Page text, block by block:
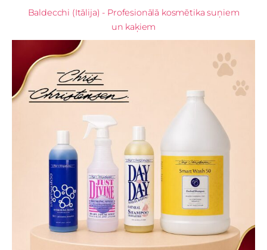
Baldecchi (Itālija) - Profesionālā kosmētika suņiem
un kaķiem